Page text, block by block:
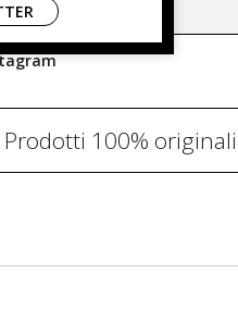
100% originali